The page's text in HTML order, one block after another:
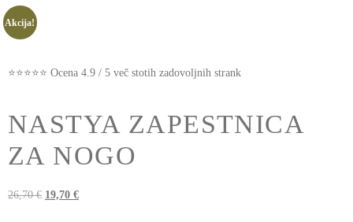
Akcija!
⭐⭐⭐⭐⭐ Ocena 4.9 / 5 več stotih zadovoljnih strank
NASTYA ZAPESTNICA
ZA NOGO
26,70€ 19,70 €